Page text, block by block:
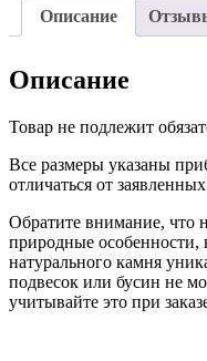
Жемчуга
Разных
№6580
Описание
Описание
Товар не подлежит
Все размеры указаны
отличаться от
Обратите внимание, что
природные
натурального камня
подвесок или бусин не
учитывайте это при